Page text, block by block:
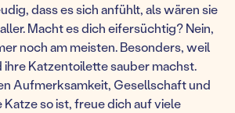
dass es sich anfühlt, als wären sie
Macht es dich eifersüchtig? Nein,
noch am meisten. Besonders, weil
Katzentoilette sauber machst.
Aufmerksamkeit, Gesellschaft und
Katze so ist, freue dich auf viele